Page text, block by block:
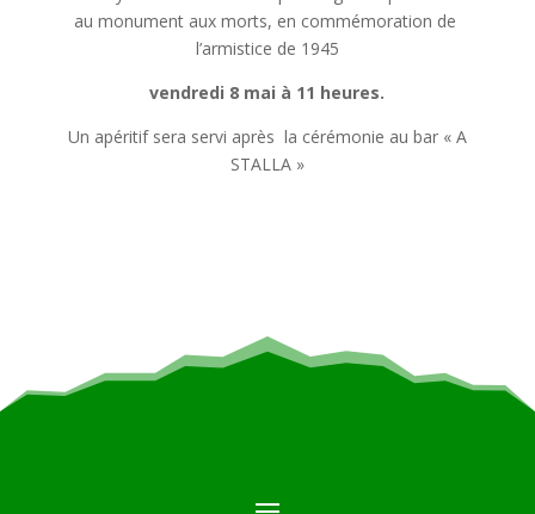
au monument aux morts, en commémoration de
l’armistice de 1945
vendredi 8 mai à 11 heures.
Un apéritif sera servi après la cérémonie au bar « A
STALLA »